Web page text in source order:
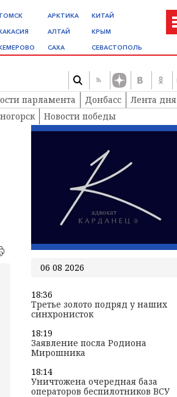
АРКТИКА
АЛТАЙ
САХА
КИТАЙ
КРЫМ
СЕВАСТОПОЛЬ
парламента Донбасс
Лента дня
Новости победы
06 08 2026
18:36
Третье золото подряд у наших
синхронисток
18:19
Заявление посла Родиона
Мирошника
18:14
Уничтожена очередная база
операторов беспилотников ВСУ